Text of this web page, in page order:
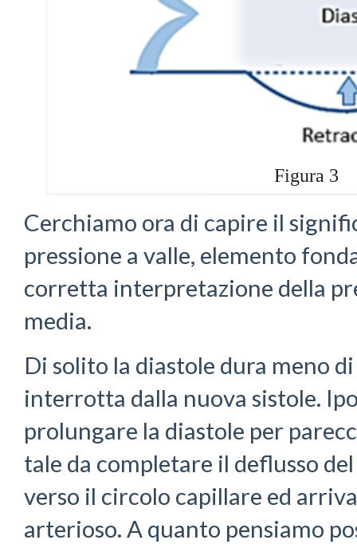
Figura 3
Cerchiamo ora di capire il
pressione a valle, elemento
corretta interpretazione della
media.
Di solito la diastole dura meno
interrotta dalla nuova sistole.
prolungare la diastole per
tale da completare il deflusso
verso il circolo capillare ed
arterioso. A quanto pensiamo